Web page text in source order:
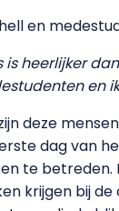
en
is heerlijker
en
deze
dag van
te betreden.
krijgen bij